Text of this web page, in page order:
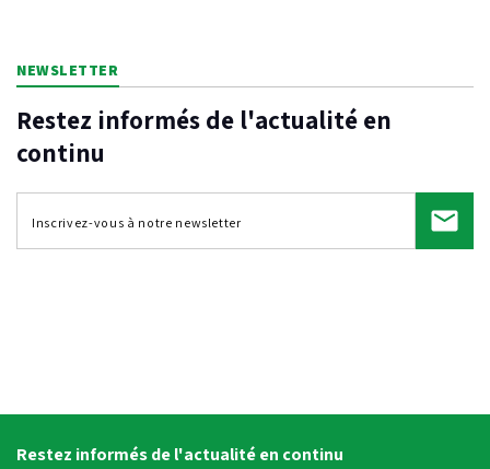
NEWSLETTER
Restez informés de l'actualité en
continu
Restez informés de l'actualité en continu